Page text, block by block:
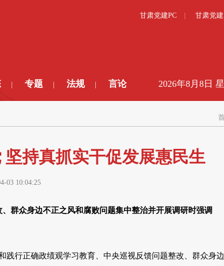
甘肃党建PC 甘肃党
专题 法规 言论 2026年8月8日
持真抓实干促发展惠民生
03 10:04:25
群众身边不正之风和腐败问题集中整治并开展调研时强调
行正确政绩观学习教育、中央巡视反馈问题整改、群众身